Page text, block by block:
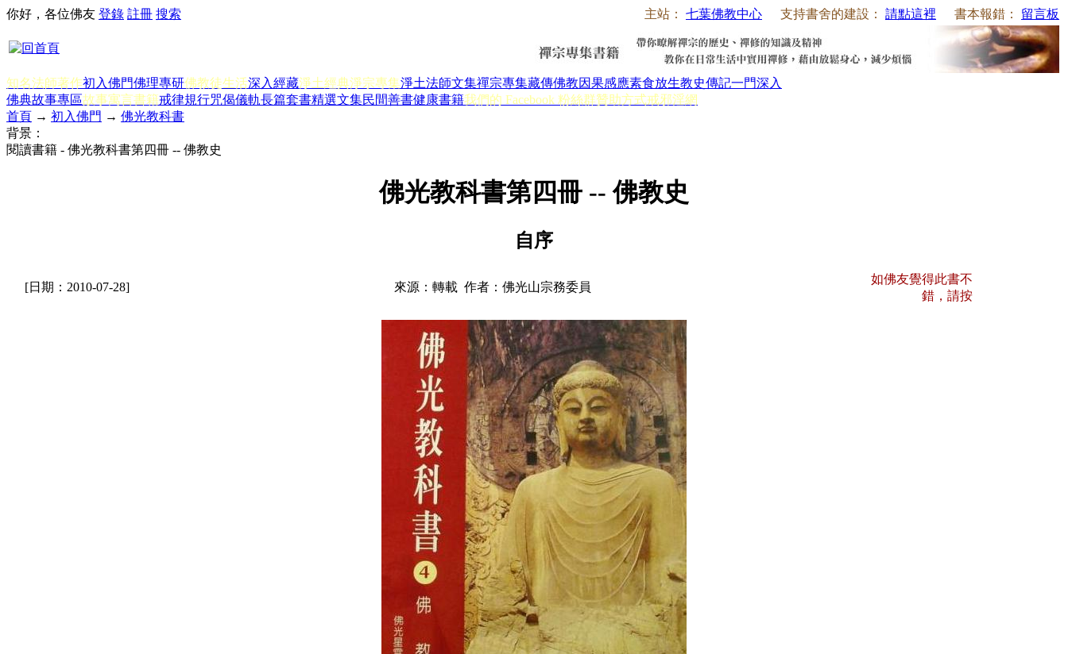
主站： 七葉佛教中心 支持書舍的建設： 請點這裡 書本報錯： 留言板
你好，各位佛友 登錄 註冊 搜索
知名法師著作初入佛門佛理專研佛教徒生活深入經藏淨土經典淨宗專集淨土法師文集禪宗專集藏傳佛教因果感應素食放生教史傳記一門深入
佛典故事專區故事寓言書籍戒律規行咒偈儀軌長篇套書精選文集民間善書健康書籍我們的 Facebook 粉絲群贊助方式戒邪淫網
首頁 → 初入佛門 → 佛光教科書
背景：
閱讀書籍 - 佛光教科書第四冊 -- 佛教史
佛光教科書第四冊 -- 佛教史
自序
[日期：2010-07-28] 來源：轉載 作者：佛光山宗務委員
如佛友覺得此書不
錯，請按